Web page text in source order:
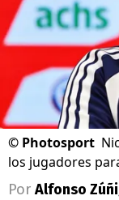
© Photosport
los jugadores
Por Alfonso